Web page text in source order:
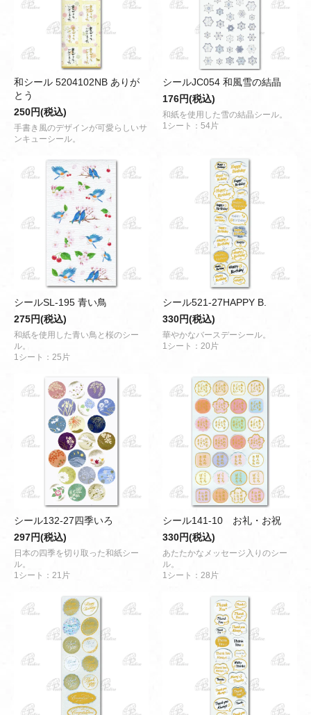
和シール 5204102NB ありが
とう
250円(税込)
手書き風のデザインが可愛らしいサ
ンキューシール。
シールJC054 和風雪の結晶
176円(税込)
和紙を使用した雪の結晶シール。
1シート：54片
シールSL-195 青い鳥
275円(税込)
和紙を使用した青い鳥と桜のシー
ル。
1シート：25片
シール521-27HAPPY B.
330円(税込)
華やかなバースデーシール。
1シート：20片
シール132-27四季いろ
297円(税込)
日本の四季を切り取った和紙シー
ル。
1シート：21片
シール141-10 お礼・お祝
330円(税込)
あたたかなメッセージ入りのシー
ル。
1シート：28片